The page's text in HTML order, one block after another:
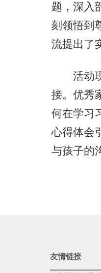
题，深入
刻领悟到
流提出了
活动现
接。优秀
何在学习
心得体会
与孩子的
友情链接